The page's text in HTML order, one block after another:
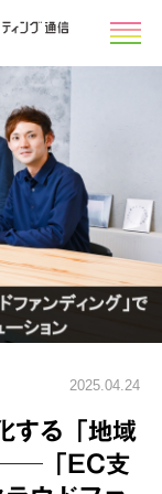
2025.04.24
する「地域
「EC支